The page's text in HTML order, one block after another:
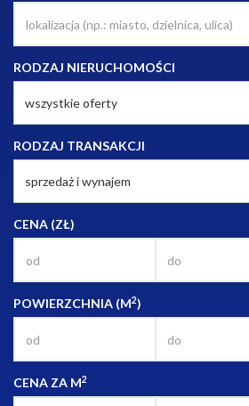
RODZAJ NIERUCHOMOŚCI
wszystkie oferty
RODZAJ TRANSAKCJI
sprzedaż i wynajem
CENA (ZŁ)
POWIERZCHNIA (M2)
CENA ZA M2